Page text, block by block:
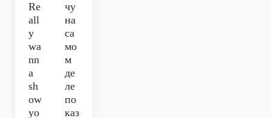
Re
all
y
wa
nn
a
sh
ow
yo
чу
на
са
мо
м
де
ле
по
каз